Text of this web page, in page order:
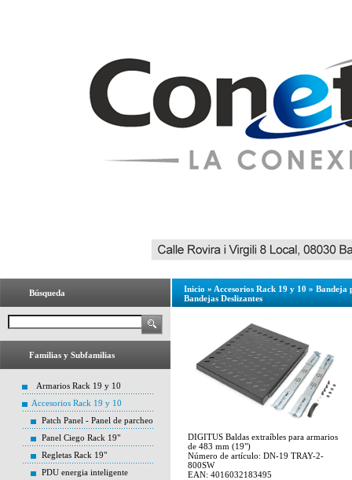
Búsqueda
Familias y Subfamilias
Armarios Rack 19 y 10
Accesorios Rack 19 y 10
Patch Panel - Panel de parcheo
Panel Ciego Rack 19"
Regletas Rack 19"
PDU energia inteligente
Inicio » Accesorios Rack 19 y 10 » Bandeja
Bandejas Deslizantes
DIGITUS Baldas extraíbles para armarios
de 483 mm (19")
Número de artículo: DN-19 TRAY-2-
800SW
EAN: 4016032183495